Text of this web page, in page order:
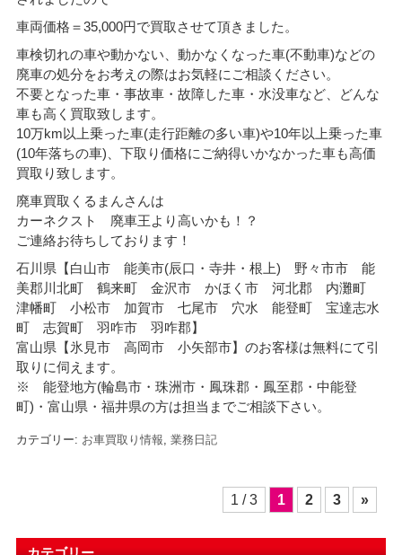
車両価格＝35,000円で買取させて頂きました。
車検切れの車や動かない、動かなくなった車(不動車)などの
廃車の処分をお考えの際はお気軽にご相談ください。
不要となった車・事故車・故障した車・水没車など、どんな
車も高く買取致します。
10万km以上乗った車(走行距離の多い車)や10年以上乗った車
(10年落ちの車)、下取り価格にご納得いかなかった車も高価
買取り致します。
廃車買取くるまんさんは
カーネクスト 廃車王より高いかも！？
ご連絡お待ちしております！
石川県【白山市 能美市(辰口・寺井・根上) 野々市市 能
美郡川北町 鶴来町 金沢市 かほく市 河北郡 内灘町
津幡町 小松市 加賀市 七尾市 穴水 能登町 宝達志水
町 志賀町 羽咋市 羽咋郡】
富山県【氷見市 高岡市 小矢部市】のお客様は無料にて引
取りに伺えます。
※ 能登地方(輪島市・珠洲市・ 鳳珠郡・鳳至郡・中能登
町)・富山県・福井県の方は担当までご相談下さい。
カテゴリー: お車買取り情報 業務日記
ビ
1 / 3 1 2 3 »